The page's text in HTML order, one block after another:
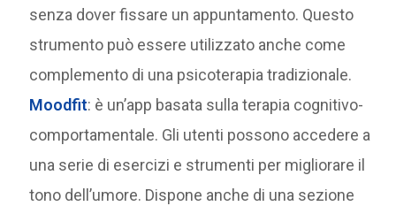
senza dover fissare un appuntamento. Questo
strumento può essere utilizzato anche come
complemento di una psicoterapia tradizionale.
Moodfit: è un’app basata sulla terapia cognitivo-
comportamentale. Gli utenti possono accedere a
una serie di esercizi e strumenti per migliorare il
tono dell’umore. Dispone anche di una sezione